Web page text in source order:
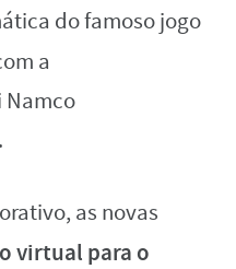
do famoso jogo
a
Namco
as novas
virtual para o